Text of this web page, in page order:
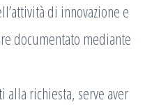
di innovazione e
documentato mediante
alla richiesta, serve aver